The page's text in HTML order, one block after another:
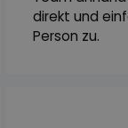
direkt und
Person zu.